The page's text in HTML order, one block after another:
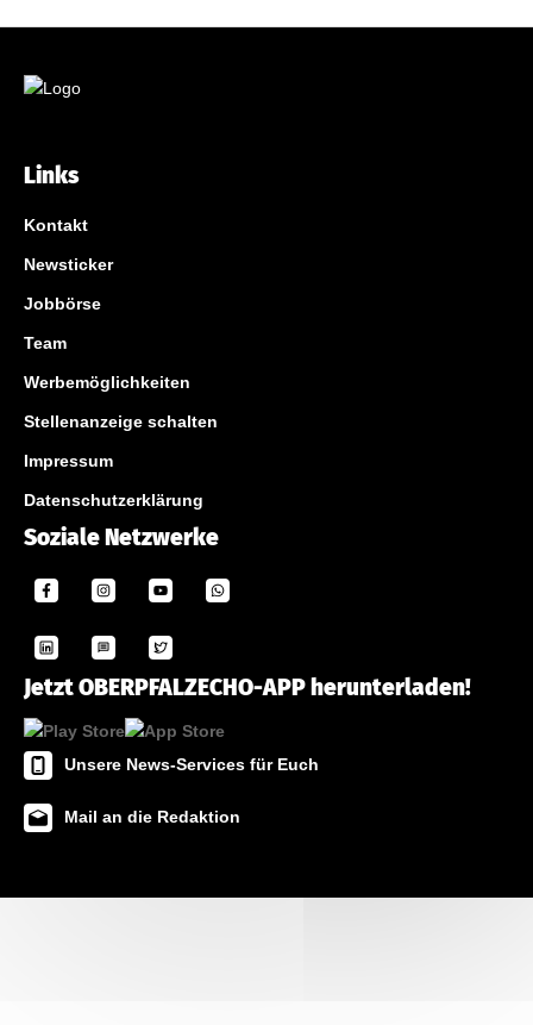
Links
Kontakt
Newsticker
Jobbörse
Team
Werbemöglichkeiten
Stellenanzeige schalten
Impressum
Datenschutzerklärung
Soziale Netzwerke
Jetzt OBERPFALZECHO-APP herunterladen!
Unsere News-Services für Euch
Mail an die Redaktion